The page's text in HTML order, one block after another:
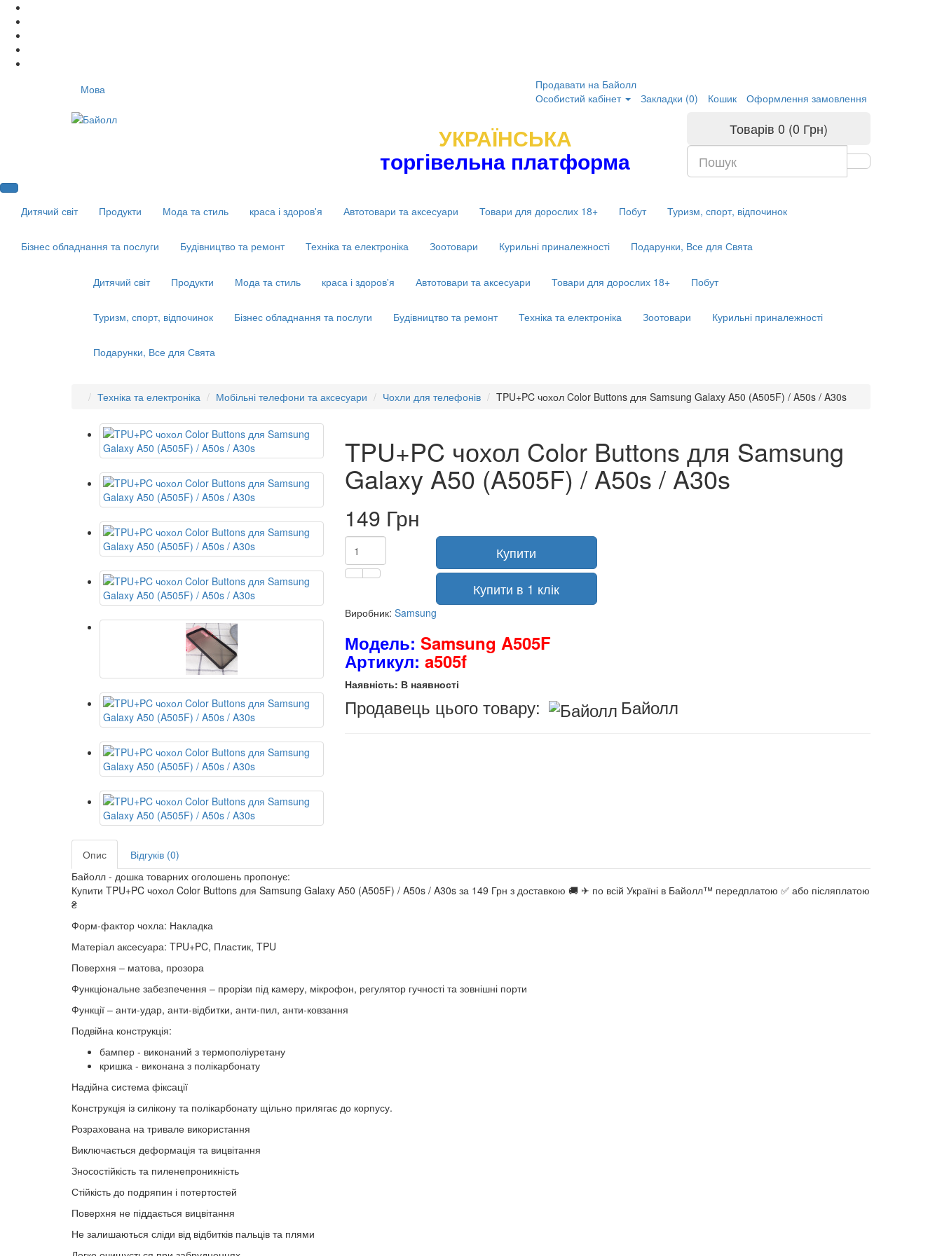
Мова
Продавати на Байолл
Особистий кабінет
Закладки (0) Кошик Оформлення замовлення
УКРАЇНСЬКА
торгівельна платформа
Товарів 0 (0 Грн)
Дитячий світ Продукти Мода та стиль краса і здоров'я Автотовари та аксесуари Товари для дорослих 18+ Побут Туризм, спорт, відпочинок
Бізнес обладнання та послуги Будівництво та ремонт Техніка та електроніка Зоотовари Курильні приналежності Подарунки, Все для Свята
Дитячий світ Продукти Мода та стиль краса і здоров'я Автотовари та аксесуари Товари для дорослих 18+ Побут
Туризм, спорт, відпочинок Бізнес обладнання та послуги Будівництво та ремонт Техніка та електроніка Зоотовари Курильні приналежності
Подарунки, Все для Свята
Техніка та електроніка Мобільні телефони та аксесуари Чохли для телефонів TPU+PC чохол Color Buttons для Samsung Galaxy A50 (A505F) / A50s / A30s
TPU+PC чохол Color Buttons для Samsung
Galaxy A50 (A505F) / A50s / A30s
149 Грн
Купити
Купити в 1 клік
Виробник: Samsung
Модель: Samsung A505F
Артикул: a505f
Наявність: В наявності
Продавець цього товару: Байолл
Опис
Відгуків (0)
Байолл - дошка товарних оголошень пропонує:
Купити TPU+PC чохол Color Buttons для Samsung Galaxy A50 (A505F) / A50s / A30s за 149 Грн з доставкою 🚚 ✈ по всій Україні в Байолл™ передплатою ✅ або післяплатою
₴
Форм-фактор чохла: Накладка
Матеріал аксесуара: TPU+PC, Пластик, TPU
Поверхня – матова, прозора
Функціональне забезпечення – прорізи під камеру, мікрофон, регулятор гучності та зовнішні порти
Функції – анти-удар, анти-відбитки, анти-пил, анти-ковзання
Подвійна конструкція:
бампер - виконаний з термополіуретану
кришка - виконана з полікарбонату
Надійна система фіксації
Конструкція із силікону та полікарбонату щільно прилягає до корпусу.
Розрахована на тривале використання
Виключається деформація та вицвітання
Зносостійкість та пиленепроникність
Стійкість до подряпин і потертостей
Поверхня не піддається вицвітання
Не залишаються сліди від відбитків пальців та плями